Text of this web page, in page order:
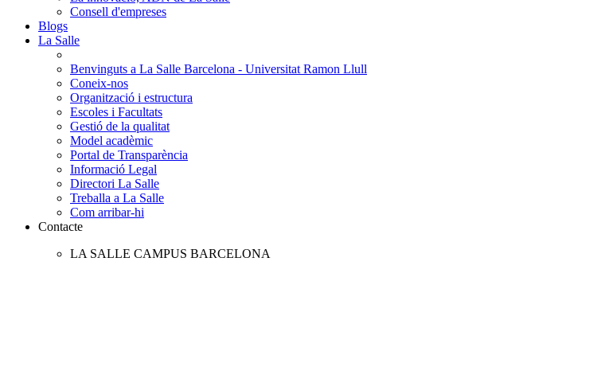
Consell d'empreses
Blogs
La Salle
Benvinguts a La Salle Barcelona - Universitat Ramon Llull
Coneix-nos
Organització i estructura
Escoles i Facultats
Gestió de la qualitat
Model acadèmic
Portal de Transparència
Informació Legal
Directori La Salle
Treballa a La Salle
Com arribar-hi
Contacte
LA SALLE CAMPUS BARCELONA